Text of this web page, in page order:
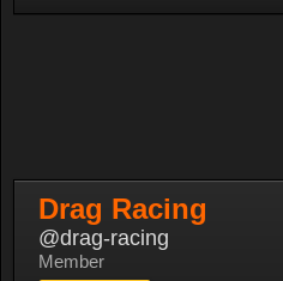
Drag Racing
@drag-racing
Member